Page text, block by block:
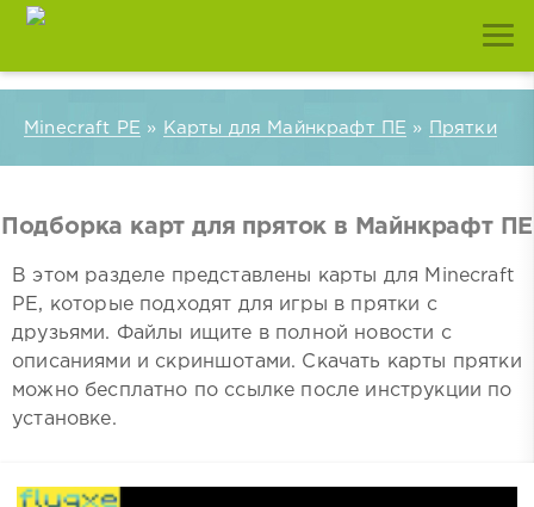
Minecraft PE » Карты для Майнкрафт ПЕ » Прятки
Подборка карт для пряток в Майнкрафт ПЕ
В этом разделе представлены карты для Minecraft
PE, которые подходят для игры в прятки с
друзьями. Файлы ищите в полной новости с
описаниями и скриншотами. Скачать карты прятки
можно бесплатно по ссылке после инструкции по
установке.